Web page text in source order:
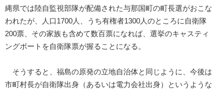
縄県では陸自監視部隊が配備された与那国町の町長選がおこな
われたが、人口1700人、うち有権者1300人のところに自衛隊
200票、その家族も含めて数百票になれば、選挙のキャスティ
ングボートを自衛隊票が握ることになる。
そうすると、福島の原発の立地自治体と同じように、今後は
市町村長が自衛隊出身（あるいは電力会社出身）というような